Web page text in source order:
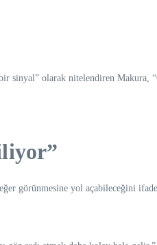
sinyal” olarak nitelendiren Makura,
görünmesine yol açabileceğini ifade